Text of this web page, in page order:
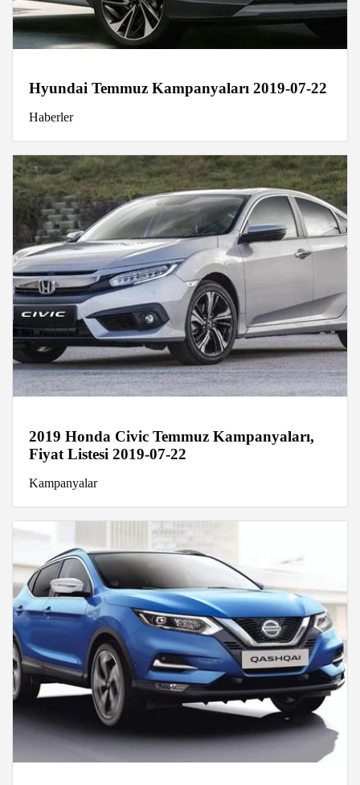
Hyundai Temmuz Kampanyaları 2019-07-22
Haberler
2019 Honda Civic Temmuz Kampanyaları,
Fiyat Listesi 2019-07-22
Kampanyalar